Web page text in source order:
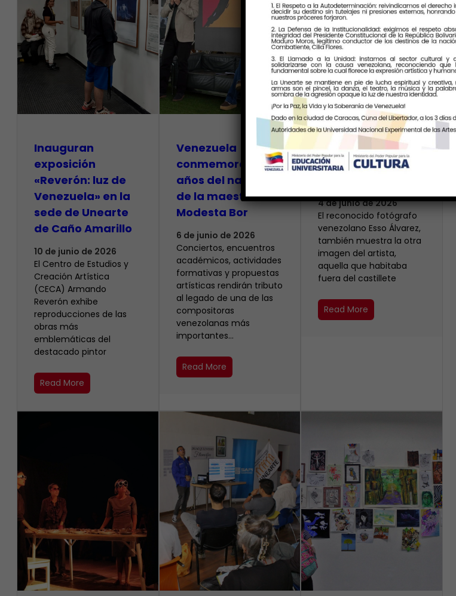
Inauguran
exposición
«Reverón: luz de
Venezuela» en la
sede de Unearte
de Caño Amarillo
10 de junio de 2026
El Centro de Estudios y
Creación Artística
(CECA) Armando
Reverón exhibe
reproducciones de las
obras más
emblemáticas del
destacado pintor
Read More
Venezuela
conmemora 100
años del natalicio
de la maestra
Modesta Bor
6 de junio de 2026
Conciertos, encuentros
académicos, actividades
formativas y propuestas
artísticas rendirán tributo
al legado de una de las
compositoras
venezolanas más
importantes…
Read More
Armando Reverón
visto con cuatro
4 de junio de 2026
‎El reconocido fotógrafo
venezolano Esso Álvarez,
también muestra la otra
imagen del artista,
aquella que habitaba
fuera del castillete ‎
Read More